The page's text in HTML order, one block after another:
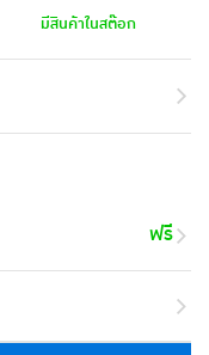
มีสินค้าในสต๊อก
ฟรี